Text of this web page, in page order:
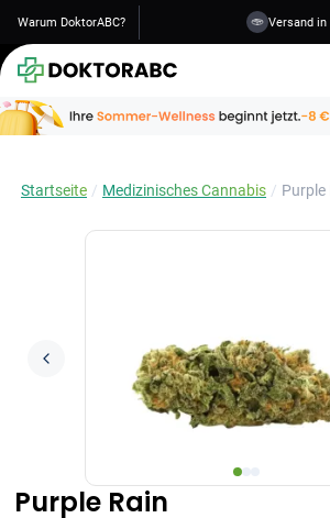
Warum DoktorABC? Versand in
Startseite Medizinisches Cannabis Purple
Purple Rain